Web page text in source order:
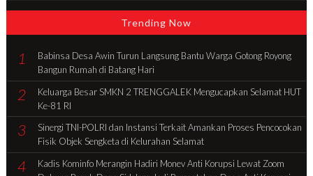
Trending Now
1
Babinsa Desa Awin Turun Langsung Bantu Warga Gotong Royong
Bangun Rumah di Batang Hari
2
Keluarga Besar SMKN 2 TRENGGALEK Mengucapkan Selamat HUT
Ke-81 RI
3
Sinergi TNI-POLRI dan Instansi Terkait Amankan Proses Pencocokan
Fisik Objek Sengketa di Kelurahan Selamat
4
Kadis Kominfo Merangin Hadiri Monev Anti Korupsi Lewat Zoom